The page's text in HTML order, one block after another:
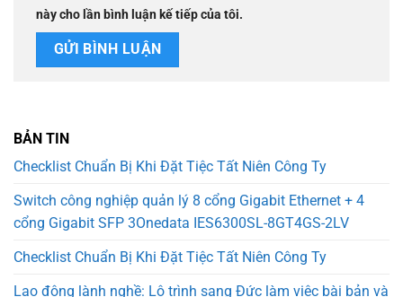
này cho lần bình luận kế tiếp của tôi.
BẢN TIN
Checklist Chuẩn Bị Khi Đặt Tiệc Tất Niên Công Ty
Switch công nghiệp quản lý 8 cổng Gigabit Ethernet + 4
cổng Gigabit SFP 3Onedata IES6300SL-8GT4GS-2LV
Checklist Chuẩn Bị Khi Đặt Tiệc Tất Niên Công Ty
Lao động lành nghề: Lộ trình sang Đức làm việc bài bản và